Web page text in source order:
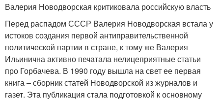
Валерия Новодворская критиковала российскую власть
Перед распадом СССР Валерия Новодворская встала у
истоков создания первой антиправительственной
политической партии в стране, к тому же Валерия
Ильинична активно печатала нелицеприятные статьи
про Горбачева. В 1990 году вышла на свет ее первая
книга – сборник статей Новодворской из журналов и
газет. Эта публикация стала подготовкой к основному